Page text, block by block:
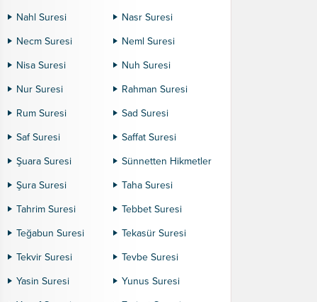
Nahl Suresi
Nasr Suresi
Necm Suresi
Neml Suresi
Nisa Suresi
Nuh Suresi
Nur Suresi
Rahman Suresi
Rum Suresi
Sad Suresi
Saf Suresi
Saffat Suresi
Şuara Suresi
Sünnetten Hikmetler
Şura Suresi
Taha Suresi
Tahrim Suresi
Tebbet Suresi
Teğabun Suresi
Tekasür Suresi
Tekvir Suresi
Tevbe Suresi
Yasin Suresi
Yunus Suresi